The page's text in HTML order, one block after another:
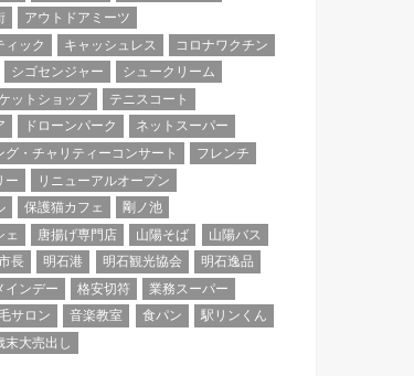
アウトドアミーツ
ィック
キャッシュレス
コロナワクチン
シゴセンジャー
シュークリーム
ットショップ
テニスコート
ドローンパーク
ネットスーパー
グ・チャリティーコンサート
フレンチ
ー
リニューアルオープン
保護猫カフェ
剛ノ池
ェ
唐揚げ専門店 山陽そば
山陽バス
長 明石港 明石観光協会
明石逸品
インデー
格安切符
業務スーパー
サロン 音楽教室 食パン
駅リンくん
末大売出し